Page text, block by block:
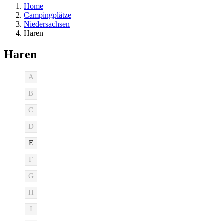
Home
Campingplätze
Niedersachsen
Haren
Haren
A
B
C
D
E
F
G
H
I